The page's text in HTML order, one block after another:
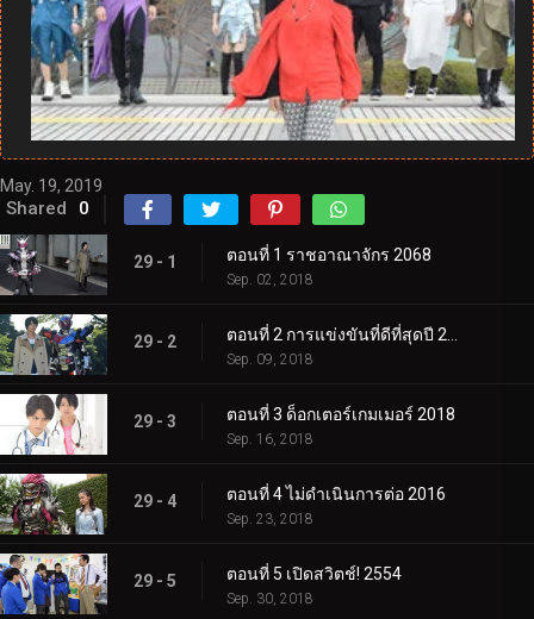
May. 19, 2019
Shared 0
29 - 1 ตอนที่ 1 ราชอาณาจักร 2068
Sep. 02, 2018
29 - 2
Sep. 09, 2018
29 - 3 ตอนที่ 3 ด็อกเตอร์เกมเมอร์ 2018
Sep. 16, 2018
29 - 4 ตอนที่ 4 ไม่ดำเนินการต่อ 2016
Sep. 23, 2018
29 - 5 ตอนที่ 5 เปิดสวิตช์! 2554
Sep. 30, 2018